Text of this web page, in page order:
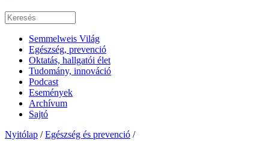
Semmelweis Világ
Egészség, prevenció
Oktatás, hallgatói élet
Tudomány, innováció
Podcast
Események
Archívum
Sajtó
Nyitólap / Egészség és prevenció /